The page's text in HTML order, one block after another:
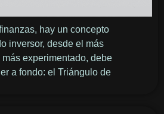
hay un concepto
inversor, desde el más
experimentado, debe
a fondo: el Triángulo de